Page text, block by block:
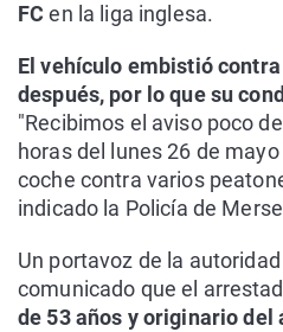
FC en la liga inglesa.
El vehículo embistió
después, por lo que su
"Recibimos el aviso poco
horas del lunes 26 de
coche contra varios
indicado la Policía de
Un portavoz de la
comunicado que el
de 53 años y originario del